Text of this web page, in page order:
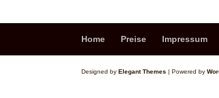
Home Preise Impressum
Designed byElegant Themes | Powered by